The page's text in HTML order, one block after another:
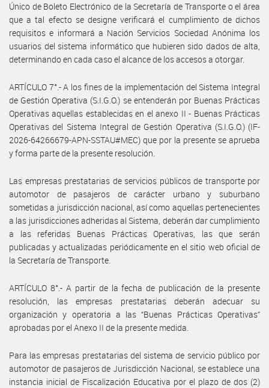
Único de Boleto Electrónico de la Secretaría de Transporte o el área
que a tal efecto se designe verificará el cumplimiento de dichos
requisitos e informará a Nación Servicios Sociedad Anónima los
usuarios del sistema informático que hubieren sido dados de alta,
determinando en cada caso el alcance de los accesos a otorgar.
ARTÍCULO 7°.- A los fines de la implementación del Sistema Integral
de Gestión Operativa (S.I.G.O.) se entenderán por Buenas Prácticas
Operativas aquellas establecidas en el anexo II - Buenas Prácticas
Operativas del Sistema Integral de Gestión Operativa (S.I.G.O.) (IF-
2026-64266679-APN-SSTAU#MEC) que por la presente se aprueba
y forma parte de la presente resolución.
Las empresas prestatarias de servicios públicos de transporte por
automotor de pasajeros de carácter urbano y suburbano
sometidas a jurisdicción nacional, así como aquellas pertenecientes
a las jurisdicciones adheridas al Sistema, deberán dar cumplimiento
a las referidas Buenas Prácticas Operativas, las que serán
publicadas y actualizadas periódicamente en el sitio web oficial de
la Secretaría de Transporte.
ARTÍCULO 8°.- A partir de la fecha de publicación de la presente
resolución, las empresas prestatarias deberán adecuar su
organización y operatoria a las “Buenas Prácticas Operativas”
aprobadas por el Anexo II de la presente medida.
Para las empresas prestatarias del sistema de servicio público por
automotor de pasajeros de Jurisdicción Nacional, se establece una
instancia inicial de Fiscalización Educativa por el plazo de dos (2)